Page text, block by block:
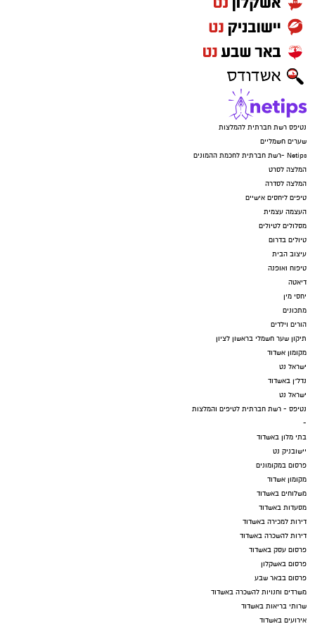
נמשכת.
יש לכם מידע חשוב שטרם נחשף? צילומים מאירוע
חדשותי? מצאתם טעות בכתבה? נשמח שתשתפו
אותנו
נטיפס רשת חברתית להמלצות
שערים חשמליים
Netips -רשת חברתית לחכמת ההמונים
המלצה לסרט
המלצה לסדרה
טיפים ליחסים אישיים
העצמה עצמית
מסלולים לטיולים
טיולים בדרום
עיצוב הבית
טיפוח ואופנה
דיאטה
יחסי מין
מתכונים
הורים וילדים
תיקון שער חשמלי בראשון לציון
מקומון אשדוד
ישראל נט
נדל"ן באשדוד
ישראל נט
נטיפס - רשת חברתית לטיפים והמלצות
-
בתי מלון באשדוד
יישובניק נט
פרסום במקומונים
מקומון אשדוד
משלוחים באשדוד
מסעדות באשדוד
דירות למכירה באשדוד
דירות להשכרה באשדוד
פרסום עסק באשדוד
פרסום באשקלון
פרסום בבאר שבע
משרדים וחנויות להשכרה באשדוד
שרותי בריאות באשדוד
אירועים באשדוד